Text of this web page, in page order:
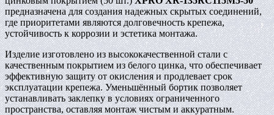
предназначена для создания надежных скрытых соединений,
где приоритетами являются долговечность крепежа,
устойчивость к коррозии и эстетика монтажа.
Изделие изготовлено из высококачественной стали с
качественным покрытием из белого цинка, что обеспечивает
эффективную защиту от окисления и продлевает срок
эксплуатации крепежа. Уменьшённый бортик позволяет
устанавливать заклепку в условиях ограниченного
пространства, оставляя монтаж чистым и аккуратным.